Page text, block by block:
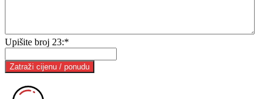
Upišite broj 23:*